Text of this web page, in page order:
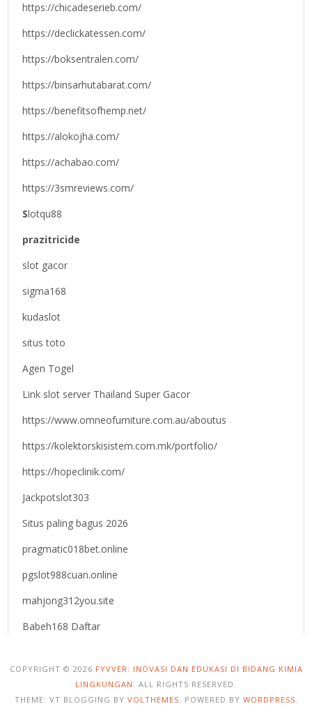
https://chicadeserieb.com/
https://declickatessen.com/
https://boksentralen.com/
https://binsarhutabarat.com/
https://benefitsofhemp.net/
https://alokojha.com/
https://achabao.com/
https://3smreviews.com/
Slotqu88
prazitricide
slot gacor
sigma168
kudaslot
situs toto
Agen Togel
Link slot server Thailand Super Gacor
https://www.omneofurniture.com.au/aboutus
https://kolektorskisistem.com.mk/portfolio/
https://hopeclinik.com/
Jackpotslot303
Situs paling bagus 2026
pragmatic018bet.online
pgslot988cuan.online
mahjong312you.site
Babeh168 Daftar
COPYRIGHT © 2026 FYVVER: INOVASI DAN EDUKASI DI BIDANG KIMIA
LINGKUNGAN
. ALL RIGHTS RESERVED.
THEME: VT BLOGGING BY VOLTHEMES . POWERED BY WORDPRESS